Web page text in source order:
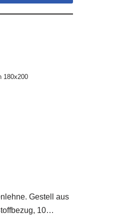
180x200
Gestell aus
10…